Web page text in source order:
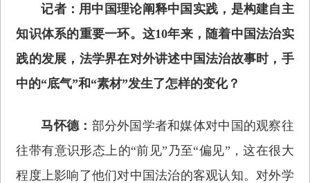
记者：用中国理论阐释中国实践，是构建自主
知识体系的重要一环。这10年来，随着中国法治实
践的发展，法学界在对外讲述中国法治故事时，手
中的“底气”和“素材”发生了怎样的变化？
马怀德： 部分外国学者和媒体对中国的观察往
往带有意识形态上的“前见”乃至“偏见”，这在很大
程度上影响了他们对中国法治的客观认知。对外学